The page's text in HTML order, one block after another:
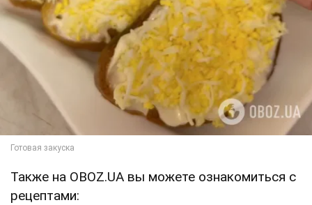
Также на OBOZ.UA вы можете ознакомиться с
рецептами: